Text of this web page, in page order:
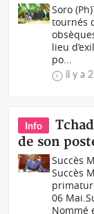
Soro
tournés
lieu
po...
il y a
Info
de son
Succès
Succès
06
Nommé